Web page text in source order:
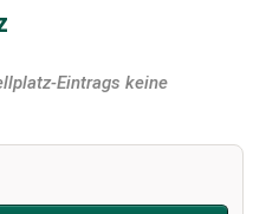
Eintrags keine